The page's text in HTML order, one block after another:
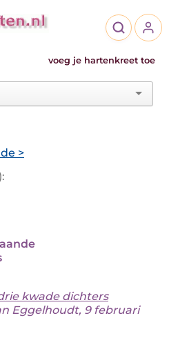
voeg je hartenkreet toe
>
kwade dichters
Eggelhoudt, 9 februari